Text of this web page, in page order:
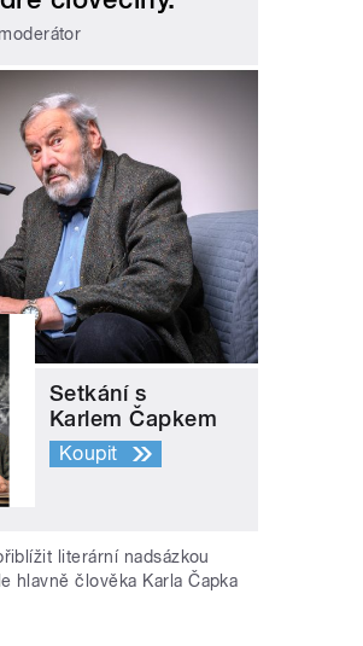
Setkání s
Karlem Čapkem
Koupit
literární nadsázkou
hlavně člověka Karla Čapka